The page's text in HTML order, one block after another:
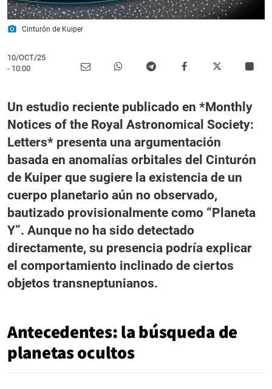
photo_camera Cinturón de Kuiper
10/OCT/25
- 10:00
Un estudio reciente publicado en *Monthly
Notices of the Royal Astronomical Society:
Letters* presenta una argumentación
basada en anomalías orbitales del Cinturón
de Kuiper que sugiere la existencia de un
cuerpo planetario aún no observado,
bautizado provisionalmente como “Planeta
Y”. Aunque no ha sido detectado
directamente, su presencia podría explicar
el comportamiento inclinado de ciertos
objetos transneptunianos.
Antecedentes: la búsqueda de
planetas ocultos